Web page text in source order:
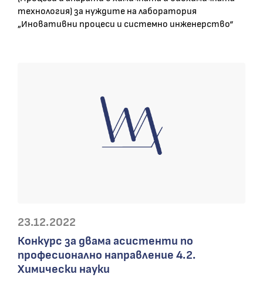
технология) за нуждите на лаборатория
„Иновативни процеси и системно инженерство“
23.12.2022
Конкурс за двама асистенти по
професионално направление 4.2.
Химически науки